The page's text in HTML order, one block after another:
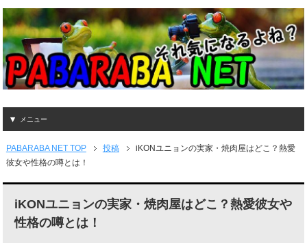
メニュー
PABARABA NET TOP 投稿
iKONユニョンの実家・焼肉屋はどこ？熱愛
彼女や性格の噂とは！
iKONユニョンの実家・焼肉屋はどこ？熱愛彼女や
性格の噂とは！